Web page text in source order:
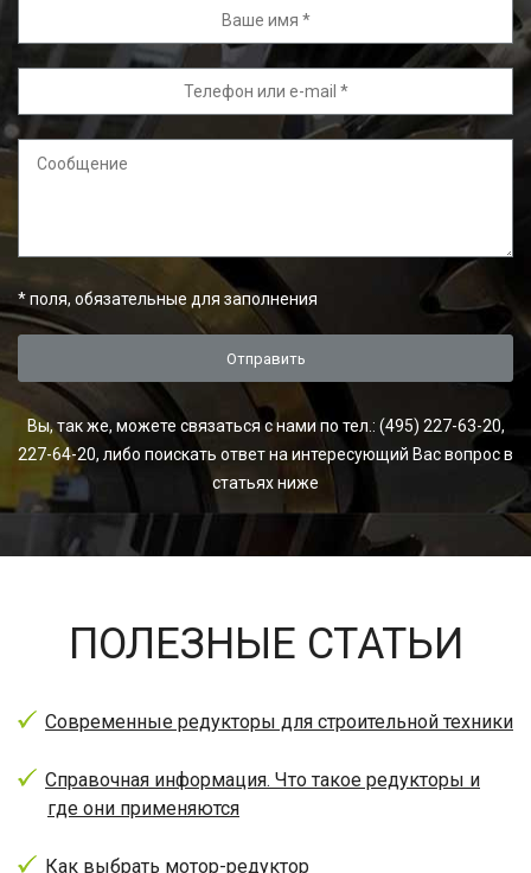
*поля, обязательные для заполнения
Вы, так же, можете связаться с нами по тел.: (495) 227-63-20,
227-64-20, либо поискать ответ на интересующий Вас вопрос в
статьях ниже
ПОЛЕЗНЫЕ СТАТЬИ
Современные редукторы для строительной техники
Справочная информация. Что такое редукторы и
где они применяются
Как выбрать мотор-редуктор